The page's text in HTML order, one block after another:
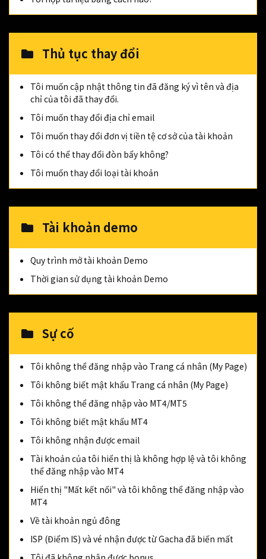
Thủ tục thay đổi
Tôi muốn cập nhật thông tin đã đăng ký vì tên và địa
chỉ của tôi đã thay đổi.
Tôi muốn thay đổi địa chỉ email
Tôi muốn thay đổi đơn vị tiền tệ cơ sở của tài khoản
Tôi có thể thay đổi đòn bẩy không?
Tôi muốn thay đổi loại tài khoản
Tài khoản demo
Quy trình mở tài khoản Demo
Thời gian sử dụng tài khoản Demo
Sự cố
Tôi không thể đăng nhập vào Trang cá nhân (My Page)
Tôi không biết mật khẩu Trang cá nhân (My Page)
Tôi không thể đăng nhập vào MT4/MT5
Tôi không biết mật khẩu MT4
Tôi không nhận được email
Tài khoản của tôi hiển thị là không hợp lệ và tôi không
thể đăng nhập vào MT4
Hiển thị "Mất kết nối" và tôi không thể đăng nhập vào
MT4
Về tài khoản ngủ đông
ISP (Điểm IS) và vé nhận được từ Gacha đã biến mất